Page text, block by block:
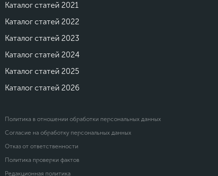
Каталог статей 2021
Каталог статей 2022
Каталог статей 2023
Каталог статей 2024
Каталог статей 2025
Каталог статей 2026
Политика в отношении обработки персональных данных
Согласие на обработку персональных данных
Отказ от ответственности
Политика проверки фактов
Редакционная политика